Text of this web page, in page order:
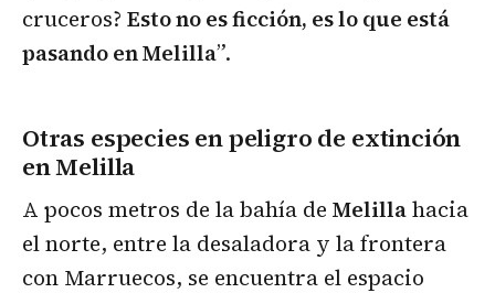
cruceros? Esto no es ficción, es lo que está
pasando en Melilla”.
Otras especies en peligro de extinción
en Melilla
A pocos metros de la bahía de Melillahacia
el norte, entre la desaladora y la frontera
con Marruecos, se encuentra el espacio